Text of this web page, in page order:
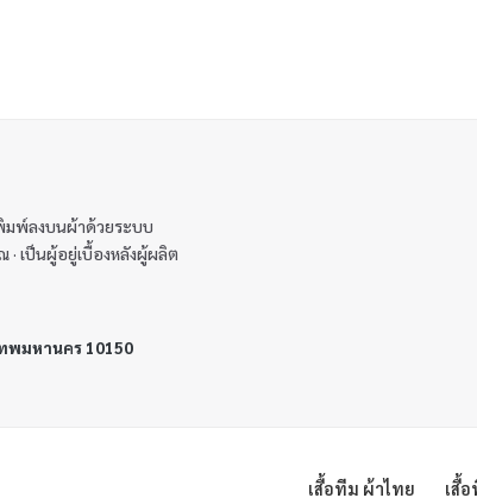
มพ์ลงบนผ้าด้วยระบบ
เป็นผู้อยู่เบื้องหลังผู้ผลิต
พมหานคร 10150
เสื้อทีม ผ้าไทย เสื้